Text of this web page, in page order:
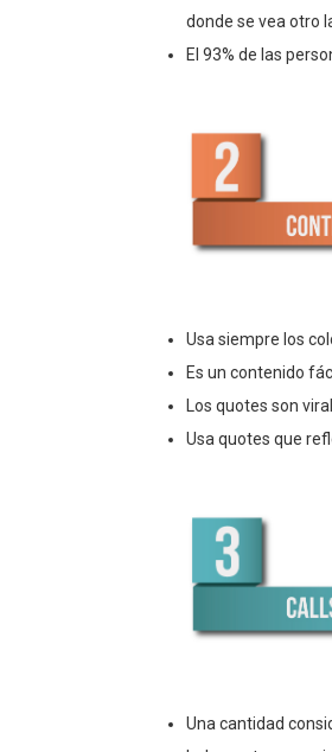
donde se vea otro
El 93% de las
Usa siempre los
Es un contenido
Los quotes son
Usa quotes que
Una cantidad